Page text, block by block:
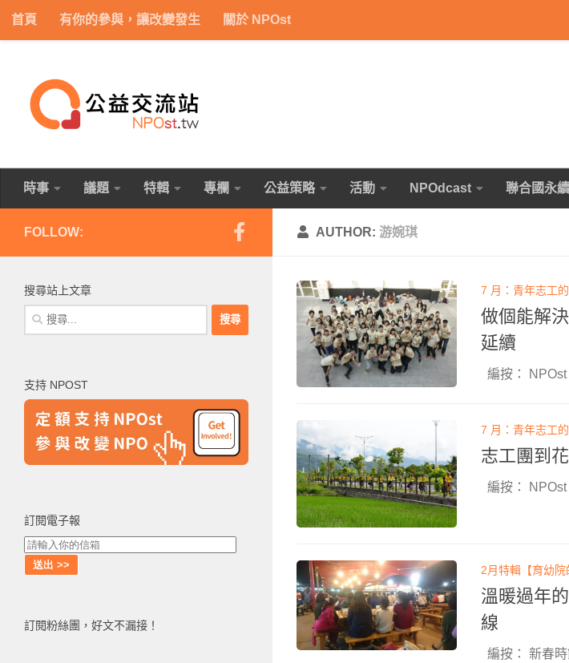
Skip to content
首頁 有你的參與，讓改變發生 關於 NPOst
時事 議題 特輯 專欄 公益策略 活動 NPOdcast 聯合國永
AUTHOR: 游婉琪
7 月：青年志工
做個能解
延續
編按：
7 月：青年志工
志工團到
編按：
2月特輯【育幼院
溫暖過年
線
編按： 新春
FOLLOW:
搜尋站上文章
搜
尋
字:
支持 NPOST
訂閱電子報
訂閱粉絲團，好文不漏接！